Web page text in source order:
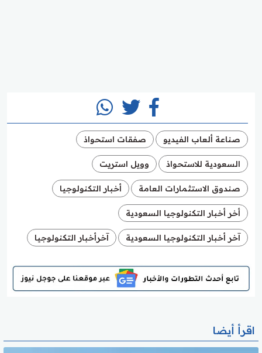
صناعة ألعاب الفيديو صفقات استحواذ
السعودية للاستحواذ وويل استريت
صندوق الاستثمارات العامة أخبار التكنولوجيا
أخر أخبار التكنولوجيا السعودية
آخر أخبار التكنولوجيا السعودية آخرأخبار التكنولوجيا
اقرأ أيضا